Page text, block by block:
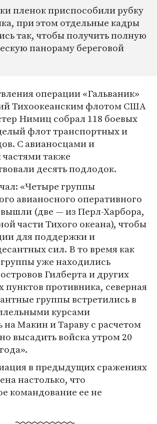
пленок приспособили рубку
при этом отдельные кадры
так, чтобы получить полную
панораму береговой
операции «Гальваник»
Тихоокеанским флотом США
Нимиц собрал 118 боевых
флот транспортных и
С авианосцами и
также
десять подлодок.
«Четыре группы
авианосного оперативного
(две — из Перл-Харбора,
части Тихого океана), чтобы
для поддержки и
сил. В то время как
уже находились
Гилберта и других
пунктов противника, северная
группы встретились в
курсами
на Макин и Тараву с расчетом
высадить войска утром 20
в предыдущих сражениях
настолько, что
командование ее не